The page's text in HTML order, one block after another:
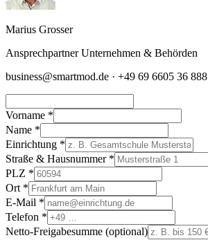
Marius Grosser
Ansprechpartner Unternehmen & Behörden
business@smartmod.de · +49 69 6605 36 888
Vorname *
Name *
Einrichtung *
Straße & Hausnummer*
PLZ *
Ort *
E-Mail *
Telefon *
Netto-Freigabesumme (optional)